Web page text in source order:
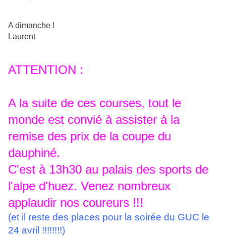
A dimanche !
Laurent
ATTENTION :
A la suite de ces courses, tout le
monde est convié à assister à la
remise des prix de la coupe du
dauphiné.
C'est à 13h30 au palais des sports de
l'alpe d'huez. Venez nombreux
applaudir nos coureurs !!!
(et il reste des places pour la soirée du GUC le
24 avril !!!!!!!!)